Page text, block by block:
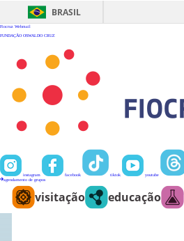
BRASIL
Fiocruz Webmail
FUNDAÇÃO OSWALDO CRUZ
instagram facebook tiktok youtube
agendamento de grupos
visitação educação